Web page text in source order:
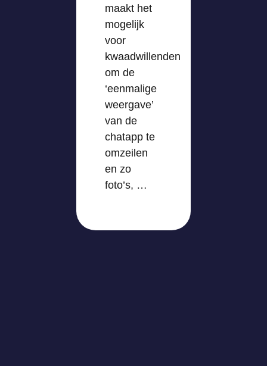
maakt het
mogelijk
voor
kwaadwillenden
om de
‘eenmalige
weergave’
van de
chatapp te
omzeilen
en zo
foto’s, …